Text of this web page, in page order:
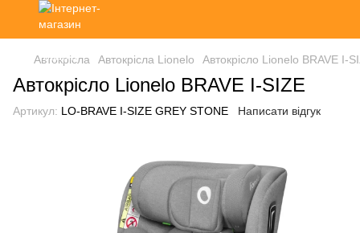
Автокрісла Автокрісла Lionelo Автокрісло Lionelo BRAVE I-
Автокрісло Lionelo BRAVE I-SIZE
Артикул: LO-BRAVE I-SIZE GREY STONE Написати відгук